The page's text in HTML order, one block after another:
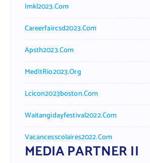
Imkl2023.com
Careerfaircsd2023.com
Apsth2023.com
MedItRio2023.org
Lcicon2023boston.com
Waitangidayfestival2022.com
Vacancesscolaires2022.com
MEDIA PARTNER II